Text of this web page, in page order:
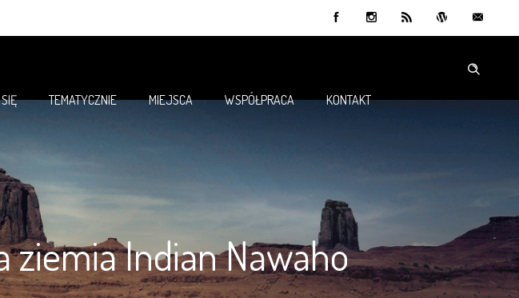
TEMATYCZNIE MIEJSCA WSPÓŁPRACA KONTAKT
Indian Nawaho